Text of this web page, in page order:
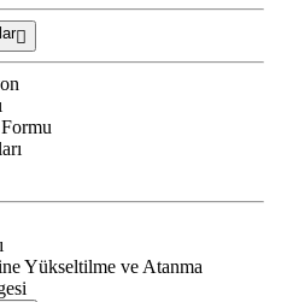
Yükseltilme ve Atanma